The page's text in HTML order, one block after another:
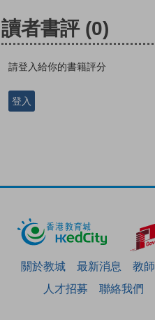
讀者書評 (0)
請登入給你的書籍評分
登入
關於教城 最新消息 教師
人才招募
聯絡我們